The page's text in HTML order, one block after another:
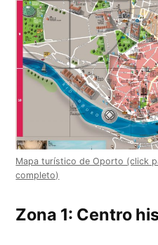
Mapa turístico de Oporto (click
completo)
Zona 1: Centro